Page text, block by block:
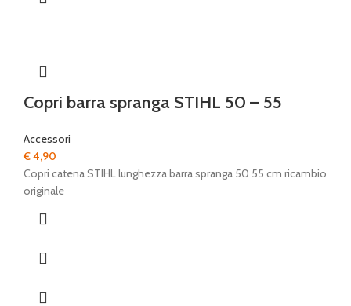
Copri barra spranga STIHL 50 – 55
Accessori
€4,90
Copri catena STIHL lunghezza barra spranga 50 55 cm ricambio
originale